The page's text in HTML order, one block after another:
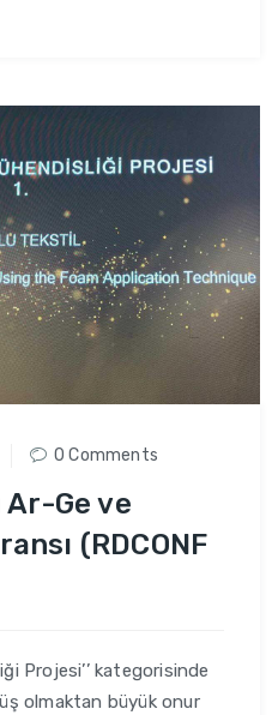
0 Comments
Ar-Ge ve
(RDCONF
Projesi’’ kategorisinde
olmaktan büyük onur